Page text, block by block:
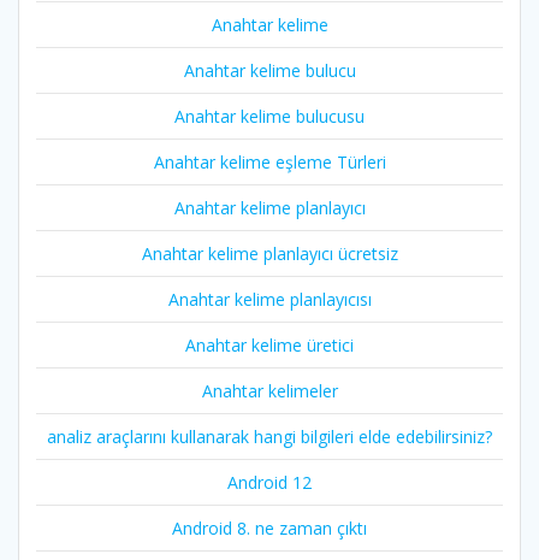
Anahtar kelime
Anahtar kelime bulucu
Anahtar kelime bulucusu
Anahtar kelime eşleme Türleri
Anahtar kelime planlayıcı
Anahtar kelime planlayıcı ücretsiz
Anahtar kelime planlayıcısı
Anahtar kelime üretici
Anahtar kelimeler
analiz araçlarını kullanarak hangi bilgileri elde edebilirsiniz?
Android 12
Android 8. ne zaman çıktı